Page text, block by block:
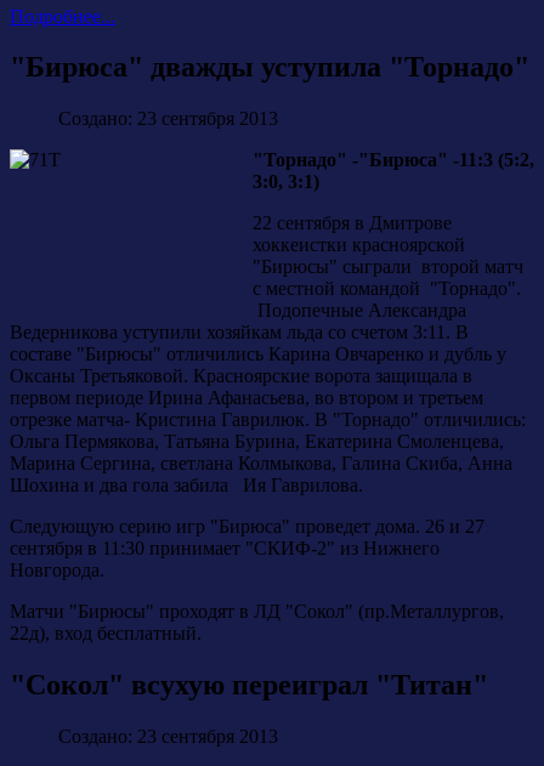
Подробнее...
"Бирюса" дважды уступила "Торнадо"
Создано: 23 сентября 2013
"Торнадо" -"Бирюса" -11:3 (5:2,
3:0, 3:1)
22 сентября в Дмитрове
хоккеистки красноярской
"Бирюсы" сыграли второй матч
с местной командой "Торнадо".
Подопечные Александра
Ведерникова уступили хозяйкам льда со счетом 3:11. В
составе "Бирюсы" отличились Карина Овчаренко и дубль у
Оксаны Третьяковой. Красноярские ворота защищала в
первом периоде Ирина Афанасьева, во втором и третьем
отрезке матча- Кристина Гаврилюк. В "Торнадо" отличились:
Ольга Пермякова, Татьяна Бурина, Екатерина Смоленцева,
Марина Сергина, светлана Колмыкова, Галина Скиба, Анна
Шохина и два гола забила Ия Гаврилова.
Следующую серию игр "Бирюса" проведет дома. 26 и 27
сентября в 11:30 принимает "СКИФ-2" из Нижнего
Новгорода.
Матчи "Бирюсы" проходят в ЛД "Сокол" (пр.Металлургов,
22д), вход бесплатный.
"Сокол" всухую переиграл "Титан"
Создано: 23 сентября 2013